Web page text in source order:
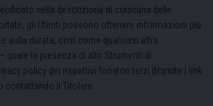
nella descrizione di ciascuna delle
gli Utenti possono ottenere informazioni più
sulla durata, così come qualsiasi altra
quale la presenza di altri Strumenti di
policy dei rispettivi fornitori terzi (tramite i link
contattando il Titolare.